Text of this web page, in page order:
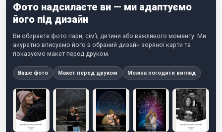
Фото надсилаєте ви — ми адаптуємо
його під дизайн
Ви обираєте фото пари, сім’ї, дитини або важливого моменту. Ми
акуратно вписуємо його в обраний дизайн зоряної карти та
показуємо макет перед друком.
Ваше фото Макет перед друком Можна погодити вигляд